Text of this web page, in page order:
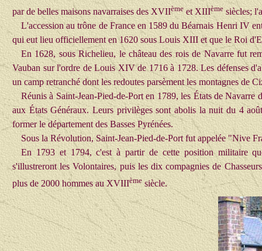
par de belles maisons navarraises des XVIIèmeet XIIIème siècles;
L'accession au trône de France en 1589 du Béarnais Henri IV
qui eut lieu officiellement en 1620 sous Louis XIII et que le Roi
En 1628, sous Richelieu, le château des rois de Navarre fut
Vauban sur l'ordre de Louis XIV de 1716 à 1728. Les défenses
un camp retranché dont les redoutes parsèment les montagnes de
Réunis à Saint-Jean-Pied-de-Port en 1789, les États de Navarre
aux États Généraux. Leurs privilèges sont abolis la nuit du 4
former le département des Basses Pyrénées.
Sous la Révolution, Saint-Jean-Pied-de-Port fut appelée "Nive
En 1793 et 1794, c'est à partir de cette position militaire
s'illustreront les Volontaires, puis les dix compagnies de
plus de 2000 hommes au XVIIIème siècle.